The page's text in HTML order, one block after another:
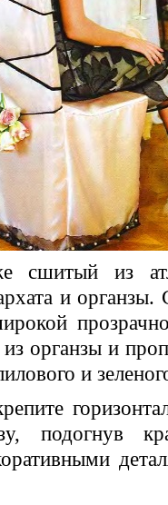
сшитый из
и органзы.
органзы и
и
подогнув